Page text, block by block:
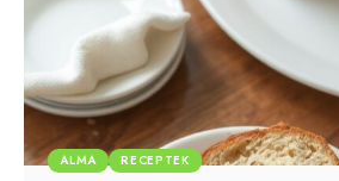
ALMA RECEPTEK